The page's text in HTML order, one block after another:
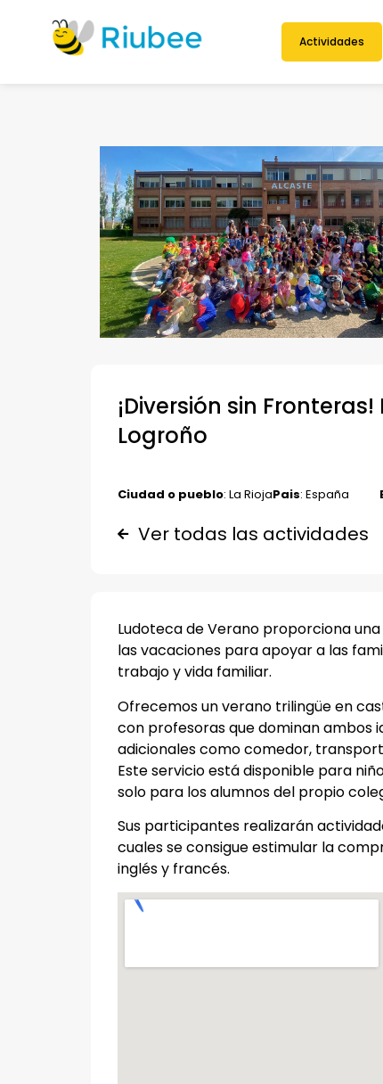
Actividades
¡Diversión sin
Logroño
Ciudad o pueblo: La RiojaPais: España
Ver todas las actividades
Ludoteca de Verano proporciona
las vacaciones para apoyar a las
trabajo y vida familiar.
Ofrecemos un verano trilingüe en
con profesoras que dominan ambos
adicionales como comedor,
Este servicio está disponible para
solo para los alumnos del propio
Sus participantes realizarán
cuales se consigue estimular la
inglés y francés.